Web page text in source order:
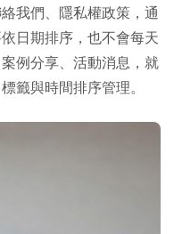
我們、隱私權政策，通
日期排序，也不會每天
例分享、活動消息，就
籤與時間排序管理。